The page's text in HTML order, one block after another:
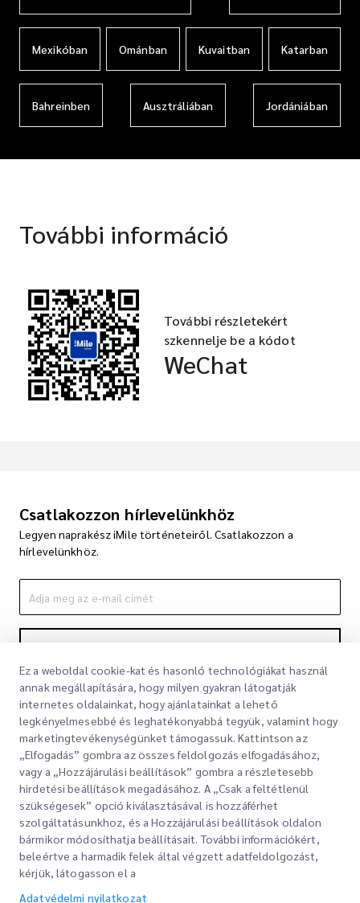
Mexikóban Ománban Kuvaitban Katarban
Bahreinben Ausztráliában Jordániában
További információ
További részletekért
szkennelje be a kódot
WeChat
Csatlakozzon hírlevelünkhöz
Legyen naprakész iMile történeteiről. Csatlakozzon a
hírlevelünkhöz.
A feliratkozással elfogadja Adatvédelmi nyilatkozatunkat Adatvédelmi
nyilatkozat
Gyorslinkek
Irodahelyek
Vállalati
Ez a weboldal cookie-kat és hasonló technológiákat használ
annak megállapítására, hogy milyen gyakran látogatják
internetes oldalainkat, hogy ajánlatainkat a lehető
legkényelmesebbé és leghatékonyabbá tegyük, valamint hogy
marketingtevékenységünket támogassuk. Kattintson az
„Elfogadás” gombra az összes feldolgozás elfogadásához,
vagy a „Hozzájárulási beállítások” gombra a részletesebb
hirdetési beállítások megadásához. A „Csak a feltétlenül
szükségesek” opció kiválasztásával is hozzáférhet
szolgáltatásunkhoz, és a Hozzájárulási beállítások oldalon
bármikor módosíthatja beállításait. További információkért,
beleértve a harmadik felek által végzett adatfeldolgozást,
kérjük, látogasson el a
Adatvédelmi nyilatkozat